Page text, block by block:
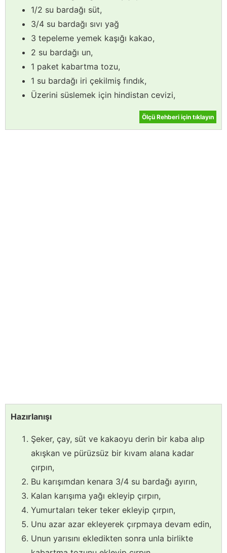
1/2 su bardağı süt,
3/4 su bardağı sıvı yağ
3 tepeleme yemek kaşığı kakao,
2 su bardağı un,
1 paket kabartma tozu,
1 su bardağı iri çekilmiş fındık,
Üzerini süslemek için hindistan cevizi,
Ölçü Rehberi için tıklayın
Hazırlanışı
Şeker, çay, süt ve kakaoyu derin bir kaba alıp
akışkan ve pürüzsüz bir kıvam alana kadar
çırpın,
Bu karışımdan kenara 3/4 su bardağı ayırın,
Kalan karışıma yağı ekleyip çırpın,
Yumurtaları teker teker ekleyip çırpın,
Unu azar azar ekleyerek çırpmaya devam edin,
Unun yarısını ekledikten sonra unla birlikte